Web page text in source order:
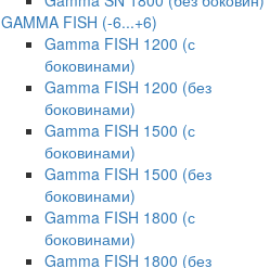
GAMMA FISH (-6...+6)
Gamma FISH 1200 (с
боковинами)
Gamma FISH 1200 (без
боковинами)
Gamma FISH 1500 (с
боковинами)
Gamma FISH 1500 (без
боковинами)
Gamma FISH 1800 (с
боковинами)
Gamma FISH 1800 (без